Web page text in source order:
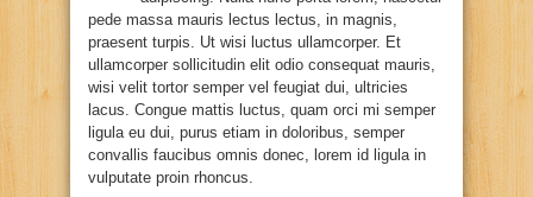
pede massa mauris lectus lectus, in magnis,
praesent turpis. Ut wisi luctus ullamcorper. Et
ullamcorper sollicitudin elit odio consequat mauris,
wisi velit tortor semper vel feugiat dui, ultricies
lacus. Congue mattis luctus, quam orci mi semper
ligula eu dui, purus etiam in doloribus, semper
convallis faucibus omnis donec, lorem id ligula in
vulputate proin rhoncus.